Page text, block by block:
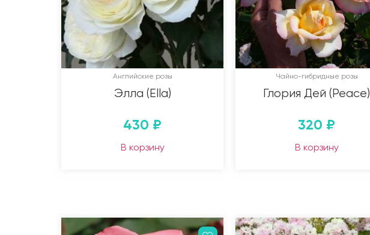
Английские розы
Элла (Ella)
430 ₽
В корзину
Чайно-гибридные розы
Глория Дей (Peace)
320 ₽
В корзину